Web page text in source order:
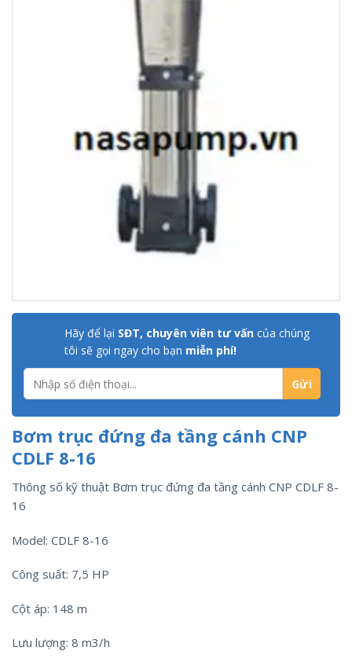
Hãy để lại SĐT, chuyên viên tư vấn của chúng
tôi sẽ gọi ngay cho bạn miễn phí!
Bơm trục đứng đa tầng cánh CNP
CDLF 8-16
Thông số kỹ thuật Bơm trục đứng đa tầng cánh CNP CDLF 8-
16
Model: CDLF 8-16
Công suất: 7,5 HP
Cột áp: 148 m
Lưu lượng: 8 m3/h